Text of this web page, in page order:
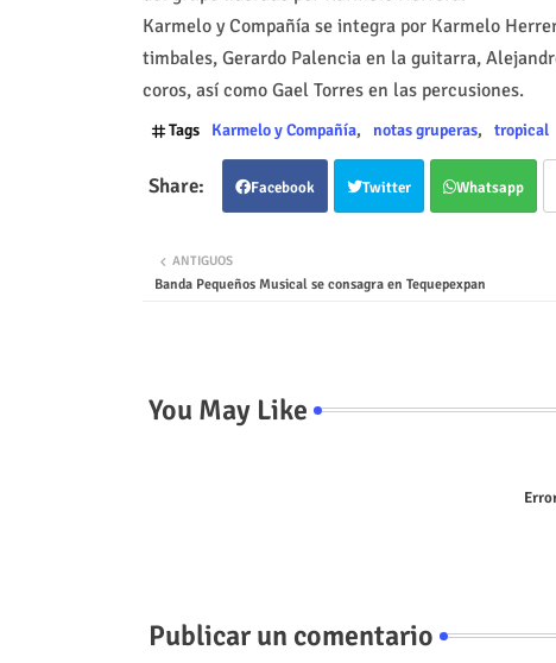
Karmelo y Compañía se integra por Karmelo
timbales, Gerardo Palencia en la guitarra,
coros, así como Gael Torres en las percusiones.
Tags Karmelo y Compañía notas gruperas tropical
Facebook Twitter Whatsapp
ANTIGUOS
Banda Pequeños Musical se consagra en Tequepexpan
You May Like
Publicar un comentario